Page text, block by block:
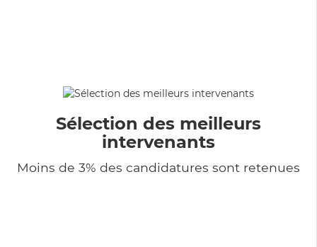
Sélection des meilleurs
intervenants
Moins de 3% des candidatures sont retenues